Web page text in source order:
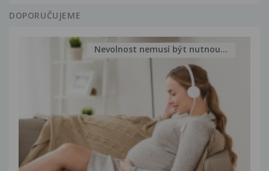
DOPORUČUJEME
Nevolnost nemusí být nutnou...